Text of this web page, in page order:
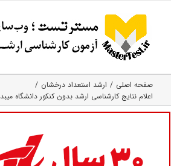
content
صفحه اصلی
ارشد استعداد درخشان
اعلام نتایج کارشناسی ارشد بدون کنکور دانشگاه میبد ۱۴۰۲